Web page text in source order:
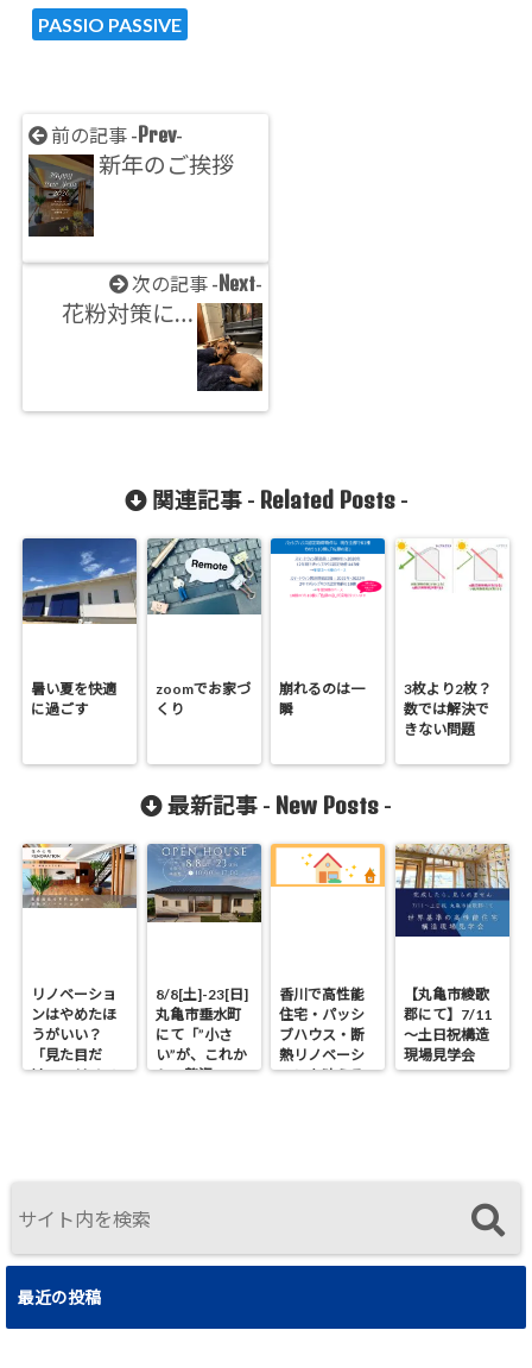
PASSIO PASSIVE
前の記事 - Prev-
新年のご挨拶
次の記事 - Next-
花粉対策に…
関連記事 - Related Posts-
暑い夏を快適
に過ごす
zoomでお家づ
くり
崩れるのは一
瞬
3枚より2枚？
数では解決で
きない問題
最新記事 - New Posts -
リノベーショ
ンはやめたほ
うがいい？
「見た目だ
け」のリノベ
8/8[土]-23[日]
丸亀市垂水町
にて「”小さ
い”が、これか
らの贅沢。」
香川で高性能
住宅・パッシ
ブハウス・断
熱リノベーシ
ョンを叶える
【丸亀市綾歌
郡にて】7/11
～土日祝構造
現場見学会
最近の投稿